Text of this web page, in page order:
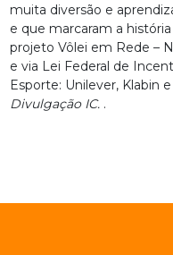
muita diversão e
e que marcaram a
projeto Vôlei em Rede –
e via Lei Federal de
Esporte: Unilever, Klabin
Divulgação IC. .